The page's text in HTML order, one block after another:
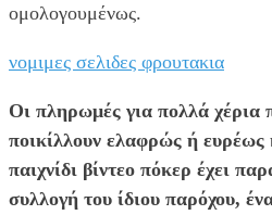
ομολογουμένως.
νομιμες σελιδες φρουτακια
Οι πληρωμές για πολλά χέρια
ποικίλλουν ελαφρώς ή ευρέως
παιχνίδι βίντεο πόκερ έχει
συλλογή του ίδιου παρόχου,